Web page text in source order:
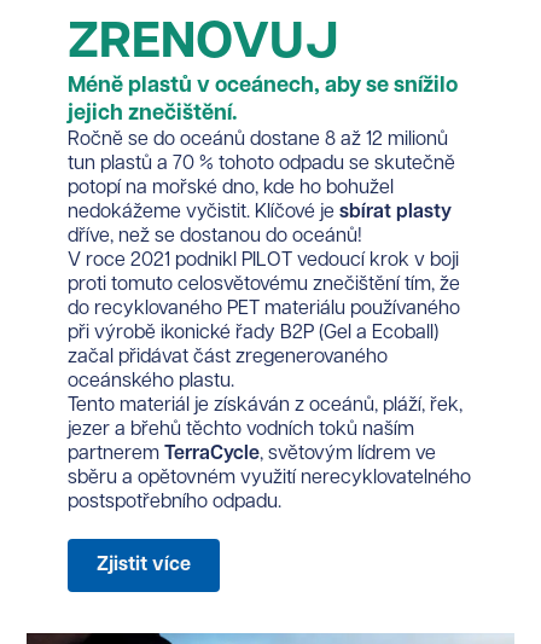
ZRENOVUJ
Méně plastů v oceánech, aby se snížilo
jejich znečištění.
Ročně se do oceánů dostane 8 až 12 milionů
tun plastů a 70 % tohoto odpadu se skutečně
potopí na mořské dno, kde ho bohužel
nedokážeme vyčistit. Klíčové jesbírat plasty
dříve, než se dostanou do oceánů!
V roce 2021 podnikl PILOT vedoucí krok v boji
proti tomuto celosvětovému znečištění tím, že
do recyklovaného PET materiálu používaného
při výrobě ikonické řady B2P (Gel a Ecoball)
začal přidávat část zregenerovaného
oceánského plastu.
Tento materiál je získáván z oceánů, pláží, řek,
jezer a břehů těchto vodních toků naším
partnerem
TerraCycle, světovým lídrem ve
sběru a opětovném využití nerecyklovatelného
postspotřebního odpadu.
Zjistit více